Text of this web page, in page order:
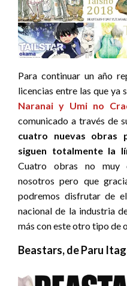
Para continuar un año
licencias entre las que ya
Naranai y Umi no
comunicado a través de
cuatro nuevas obras
siguen totalmente la
Cuatro obras no muy
nosotros pero que
podremos disfrutar de
nacional de la industria
más con este otro tipo de
Beastars, de Paru